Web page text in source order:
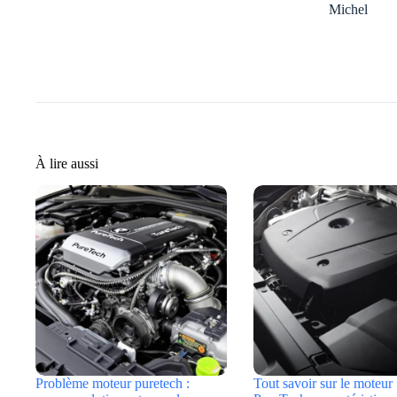
Michel
À lire aussi
Problème moteur puretech :
Tout savoir sur le moteur